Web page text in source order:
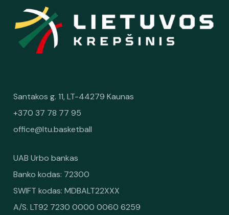
Santakos g. 11, LT-44279 Kaunas
+370 37 78 77 95
office@ltu.basketball
UAB Urbo bankas
Banko kodas: 72300
SWIFT kodas: MDBALT22XXX
A/S. LT92 7230 0000 0060 6259